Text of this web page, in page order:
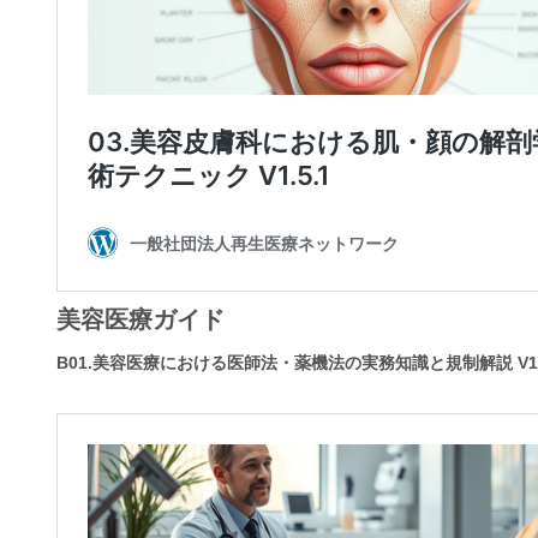
美容医療ガイド
B01.美容医療における医師法・薬機法の実務知識と規制解説